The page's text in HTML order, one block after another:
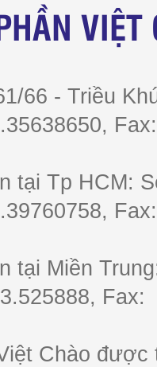
VIỆT
66 - Triều
tại Tp HCM:
tại Miền
Chào được